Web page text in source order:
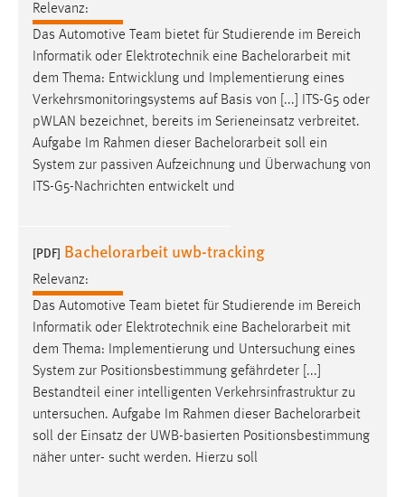
Relevanz:
Das Automotive Team bietet für Studierende im Bereich
Informatik oder Elektrotechnik eine Bachelorarbeit mit
dem Thema: Entwicklung und Implementierung eines
Verkehrsmonitoringsystems auf Basis von [...] ITS-G5 oder
pWLAN bezeichnet, bereits im Serieneinsatz verbreitet.
Aufgabe Im Rahmen dieser Bachelorarbeit soll ein
System zur passiven Aufzeichnung und Überwachung von
ITS-G5-Nachrichten entwickelt und
[PDF] Bachelorarbeit uwb-tracking
Relevanz:
Das Automotive Team bietet für Studierende im Bereich
Informatik oder Elektrotechnik eine Bachelorarbeit mit
dem Thema: Implementierung und Untersuchung eines
System zur Positionsbestimmung gefährdeter [...]
Bestandteil einer intelligenten Verkehrsinfrastruktur zu
untersuchen. Aufgabe Im Rahmen dieser Bachelorarbeit
soll der Einsatz der UWB-basierten Positionsbestimmung
näher unter- sucht werden. Hierzu soll
Zweck:
Dieser Cookie ist notwendig um sich an der Website
einloggen zu können.
Cookie Laufzeit:
24 Stunden
STATISTIK
unsere Besucher unsere Website nutzen.
Matomo
Name:
_pk_ref, _pk_cvar, _pk_id, _pk_ses
Zweck:
Zugriffsstatistik
Cookie Laufzeit:
Max. 13 Monate